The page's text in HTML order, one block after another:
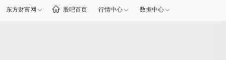
东方财富网 股吧首页 行情中心 数据中心